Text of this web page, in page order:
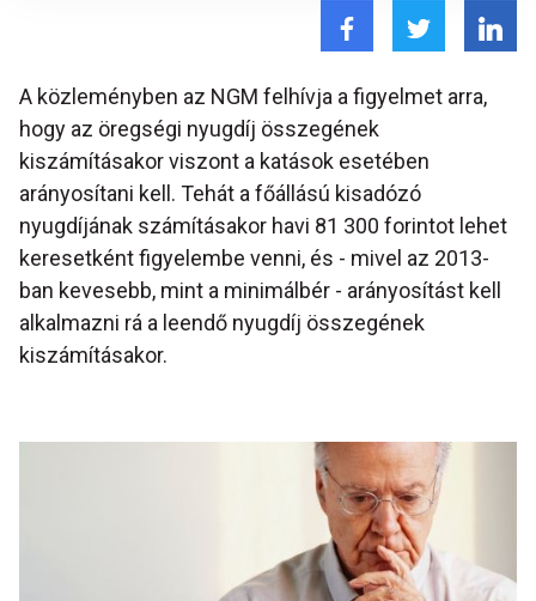
A közleményben az NGM felhívja a figyelmet arra,
hogy az öregségi nyugdíj összegének
kiszámításakor viszont a katások esetében
arányosítani kell. Tehát a főállású kisadózó
nyugdíjának számításakor havi 81 300 forintot lehet
keresetként figyelembe venni, és - mivel az 2013-
ban kevesebb, mint a minimálbér - arányosítást kell
alkalmazni rá a leendő nyugdíj összegének
kiszámításakor.